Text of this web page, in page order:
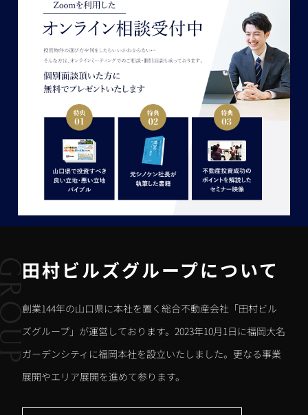
田村ビルズグループについて
創業144年の山口県に本社を置く総合不動産会社「田村ビル
ズグループ」が運営しております。2023年10月1日に福岡大名
ガーデンシティに福岡本社を設立いたしました。更なる事業
展開やエリア展開を進めて参ります。